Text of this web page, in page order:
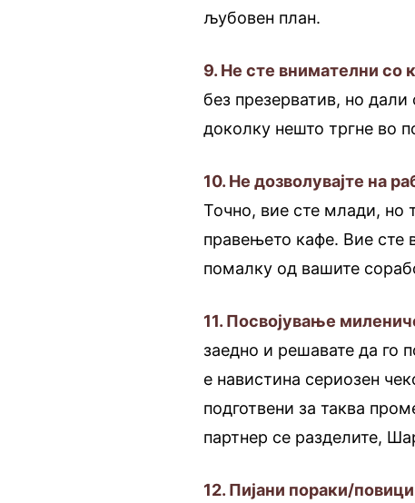
љубовен план.
9. Не сте внимателни со
без презерватив, но
доколку нешто тргне во
10. Не дозволувајте на
Точно, вие сте млади, но
правењето кафе. Вие сте
помалку од вашите
11. Посвојување
заедно и решавате да го
е навистина сериозен
подготвени за таква
партнер се разделите,
12. Пијани пораки/